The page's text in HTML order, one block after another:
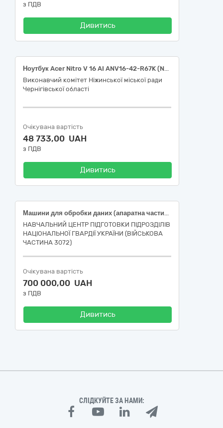
з ПДВ
Дивитись
Ноутбук Acer Nitro V 16 AI ANV16-42-R67K (NH.U1JEU.009) за ДК 021:2015 30210000-4 Машини для обробки даних (апаратна частина)
Виконавчий комітет Ніжинської міської ради
Чернігівської області
Очікувана вартість
48 733,00 UAH
з ПДВ
Дивитись
Машини для обробки даних (апаратна частина) (Автоматизоване робоче місце у комплекті)
НАВЧАЛЬНИЙ ЦЕНТР ПІДГОТОВКИ ПІДРОЗДІЛІВ
НАЦІОНАЛЬНОЇ ГВАРДІЇ УКРАЇНИ (ВІЙСЬКОВА
ЧАСТИНА 3072)
Очікувана вартість
700 000,00 UAH
з ПДВ
Дивитись
СЛІДКУЙТЕ ЗА НАМИ: